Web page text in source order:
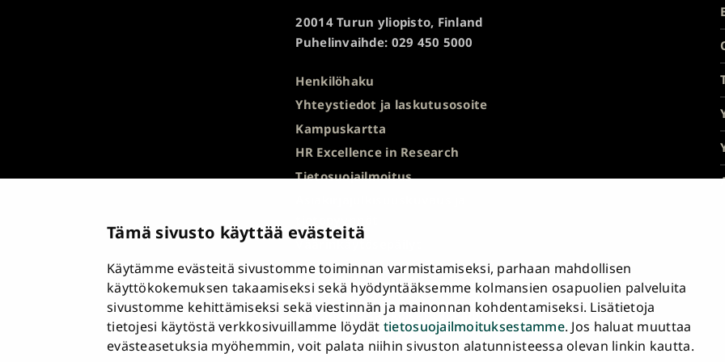
Tämä sivusto käyttää evästeitä
Käytämme evästeitä sivustomme toiminnan varmistamiseksi, parhaan mahdollisen
käyttökokemuksen takaamiseksi sekä hyödyntääksemme kolmansien osapuolien palveluita
sivustomme kehittämiseksi sekä viestinnän ja mainonnan kohdentamiseksi. Lisätietoja
tietojesi käytöstä verkkosivuillamme löydät tietosuojailmoituksestamme. Jos haluat muuttaa
evästeasetuksia myöhemmin, voit palata niihin sivuston alatunnisteessa olevan linkin kautta.
20014 Turun yliopisto, Finland
Puhelinvaihde: 029 450 5000
Henkilöhaku
Yhteystiedot ja laskutusosoite
Kampuskartta
HR Excellence in Research
Tietosuojailmoitus
Väärinkäytösepäilyt
Saavutettavuusseloste
Palaute
Intranet ja sähköiset työkalut
Evästeasetukset